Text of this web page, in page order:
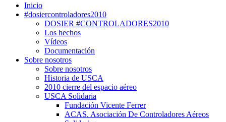
Inicio
#dosiercontroladores2010
DOSIER #CONTROLADORES2010
Los hechos
Vídeos
Documentación
Sobre nosotros
Sobre nosotros
Historia de USCA
2010 cierre del espacio aéreo
USCA Solidaria
Fundación Vicente Ferrer
ACAS. Asociación De Controladores Aéreos